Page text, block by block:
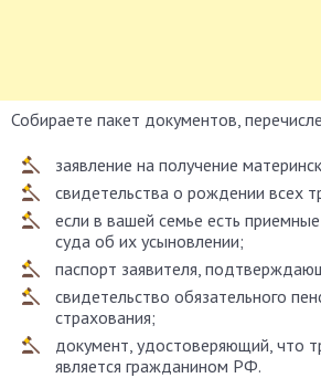
Собираете пакет документов,
заявление на получение
свидетельства о рождении всех
если в вашей семье есть
суда об их усыновлении;
паспорт заявителя,
свидетельство обязательного
страхования;
документ, удостоверяющий, что
является гражданином РФ.